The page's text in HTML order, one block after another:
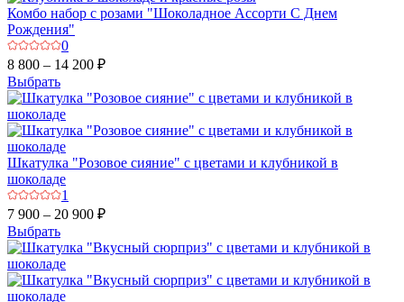
Комбо набор с розами "Шоколадное Ассорти С Днем
Рождения"
0
8 800 – 14 200 ₽
Выбрать
Шкатулка "Розовое сияние" с цветами и клубникой в
шоколаде
1
7 900 – 20 900 ₽
Выбрать